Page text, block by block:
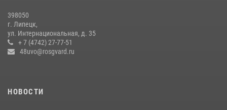
398050
г. Липецк,
ул. Интернациональная, д. 35
+ 7 (4742) 27-77-51
48uvo@rosgvard.ru
НОВОСТИ